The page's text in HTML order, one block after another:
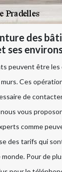
des
ses
peuvent être
Ces
de
vous
comme
des tarifs qui
Pour de